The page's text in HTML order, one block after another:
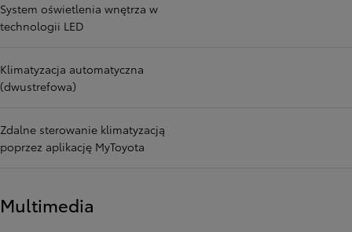
System oświetlenia wnętrza w
technologii LED
Klimatyzacja automatyczna
(dwustrefowa)
Zdalne sterowanie klimatyzacją
poprzez aplikację MyToyota
Multimedia